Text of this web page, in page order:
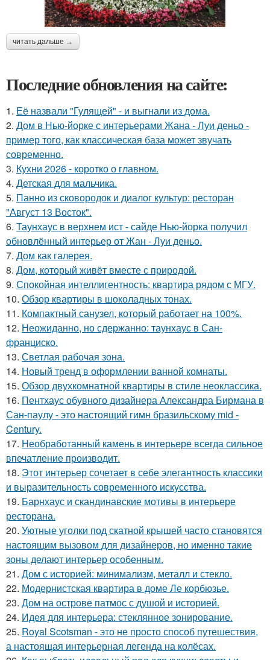
читать дальше →
Последние обновления на сайте:
1. Её назвали "Гулящей" - и выгнали из дома.
2. Дом в Нью-йорке с интерьерами Жана - Луи деньо -
пример того, как классическая база может звучать
современно.
3. Кухни 2026 - коротко о главном.
4. Детская для мальчика.
5. Панно из сковородок и диалог культур: ресторан
"Август 13 Восток".
6. Таунхаус в верхнем ист - сайде Нью-йорка получил
обновлённый интерьер от Жан - Луи деньо.
7. Дом как галерея.
8. Дом, который живёт вместе с природой.
9. Спокойная интеллигентность: квартира рядом с МГУ.
10. Обзор квартиры в шоколадных тонах.
11. Компактный санузел, который работает на 100%.
12. Неожиданно, но сдержанно: таунхаус в Сан-
франциско.
13. Светлая рабочая зона.
14. Новый тренд в оформлении ванной комнаты.
15. Обзор двухкомнатной квартиры в стиле неоклассика.
16. Пентхаус обувного дизайнера Александра Бирмана в
Сан-паулу - это настоящий гимн бразильскому mid -
Century.
17. Необработанный камень в интерьере всегда сильное
впечатление производит.
18. Этот интерьер сочетает в себе элегантность классики
и выразительность современного искусства.
19. Барнхаус и скандинавские мотивы в интерьере
ресторана.
20. Уютные уголки под скатной крышей часто становятся
настоящим вызовом для дизайнеров, но именно такие
зоны делают интерьер особенным.
21. Дом с историей: минимализм, металл и стекло.
22. Модернистская квартира в доме Ле корбюзье.
23. Дом на острове патмос с душой и историей.
24. Идея для интерьера: стеклянное зонирование.
25. Royal Scotsman - это не просто способ путешествия,
а настоящая интерьерная легенда на колёсах.